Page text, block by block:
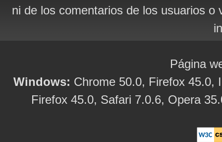
ni de los comentarios de los usuarios
Página
Windows: Chrome 50.0, Firefox 45.0,
Firefox 45.0, Safari 7.0.6, Opera